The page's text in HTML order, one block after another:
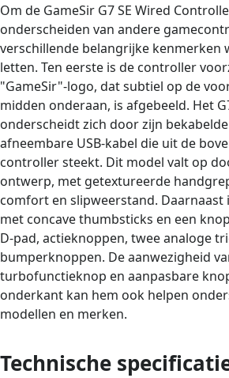
Om de GameSir G7 SE Wired
onderscheiden van andere
verschillende belangrijke kenmerken
letten. Ten eerste is de controller
"GameSir"-logo, dat subtiel op de
midden onderaan, is afgebeeld. Het
onderscheidt zich door zijn
afneembare USB-kabel die uit de
controller steekt. Dit model valt op
ontwerp, met getextureerde
comfort en slipweerstand. Daarnaast
met concave thumbsticks en een
D-pad, actieknoppen, twee analoge
bumperknoppen. De aanwezigheid
turbofunctieknop en aanpasbare
onderkant kan hem ook helpen
modellen en merken.
Technische